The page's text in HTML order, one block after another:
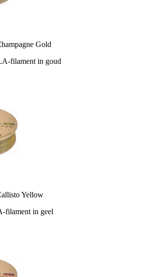
Gold
filament in goud
Yellow
filament in geel